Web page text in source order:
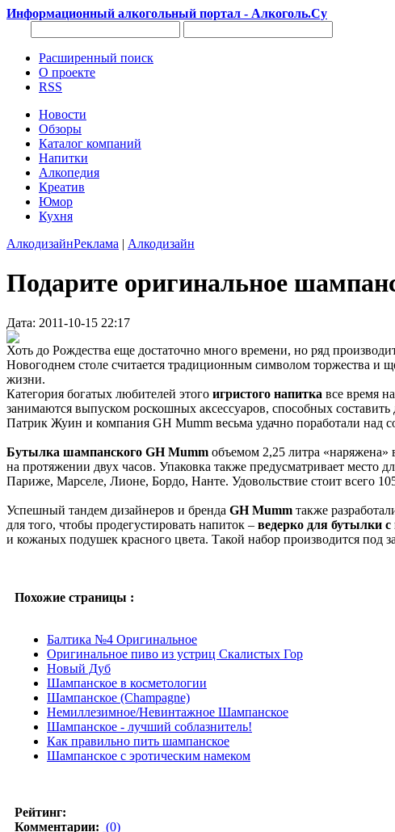
Информационный алкогольный портал - Алкоголь.Су
Расширенный поиск
О проекте
RSS
Новости
Обзоры
Каталог компаний
Напитки
Алкопедия
Креатив
Юмор
Кухня
АлкодизайнРеклама | Алкодизайн
Подарите оригинальное
Дата: 2011-10-15 22:17
Хоть до Рождества еще достаточно много времени, но ряд
Новогоднем столе считается традиционным символом торжества и
жизни.
Категория богатых любителей этого игристого напитка все время
занимаются выпуском роскошных аксессуаров, способных
Патрик Жуин и компания GH Mumm весьма удачно поработали над
Бутылка шампанского GH Mumm объемом 2,25 литра «наряжена»
на протяжении двух часов. Упаковка также предусматривает место
Париже, Марселе, Лионе, Бордо, Нанте. Удовольствие стоит всего
Успешный тандем дизайнеров и бренда GH Mumm также
для того, чтобы продегустировать напиток – ведерко для бутылки
и кожаных подушек красного цвета. Такой набор производится под
Похожие страницы :
Балтика №4 Оригинальное
Оригинальное пиво из устриц Скалистых Гор
Новый Дуб
Шампанское в косметологии
Шампанское (Champagne)
Немиллезимное/Невинтажное Шампанское
Шампанское - лучший соблазнитель!
Как правильно пить шампанское
Шампанское с эротическим намеком
Рейтинг:
Комментарии: (0)